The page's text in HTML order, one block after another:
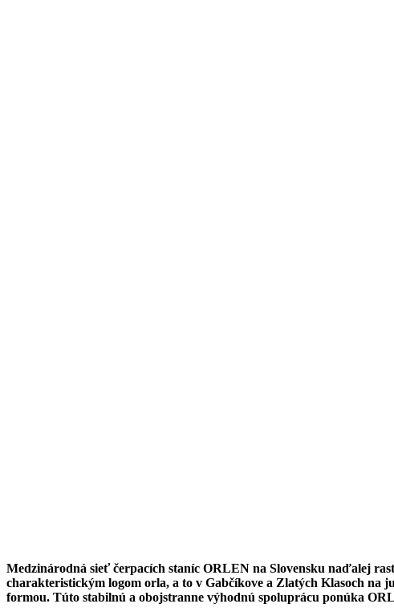
Medzinárodná sieť čerpacích staníc ORLEN na Slovensku naďalej
charakteristickým logom orla, a to v Gabčíkove a Zlatých Klasoch na
formou. Túto stabilnú a obojstranne výhodnú spoluprácu ponúka